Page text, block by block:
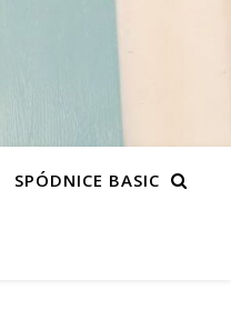
SPÓDNICE BASIC